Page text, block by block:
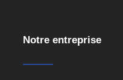
Notre entreprise